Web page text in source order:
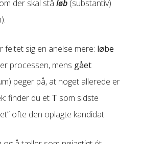
der skal stå løb (substantiv)
feltet sig en anelse mere: løbe
processen, mens gået
peger på, at noget allerede er
finder du et T som sidste
ofte den oplagte kandidat.